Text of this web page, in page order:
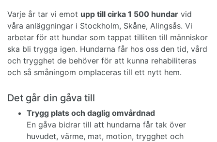
Varje år tar vi emot upp till cirka 1 500 hundar vid
våra anläggningar i Stockholm, Skåne, Alingsås. Vi
arbetar för att hundar som tappat tilliten till människor
ska bli trygga igen. Hundarna får hos oss den tid, vård
och trygghet de behöver för att kunna rehabiliteras
och så småningom omplaceras till ett nytt hem.
Det går din gåva till
Trygg plats och daglig omvårdnad
En gåva bidrar till att hundarna får tak över
huvudet, värme, mat, motion, trygghet och